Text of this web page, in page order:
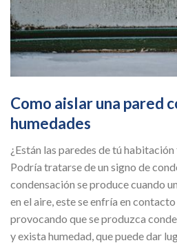
Como aislar una pared
humedades
¿Están las paredes de tú
Podría tratarse de un signo de
condensación se produce cuando
en el aire, este se enfría en
provocando que se produzca
y exista humedad, que puede dar